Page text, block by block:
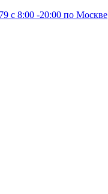
c 8:00 -20:00 по Москве